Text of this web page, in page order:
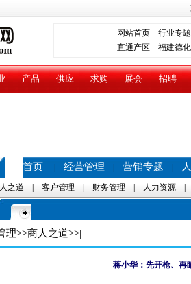
网站首页
行业专题
直通产区 福建德化
产品 供应 求购 展会 招聘
首页 经营管理 营销专题
之道 客户管理 财务管理 人力资源
理>>商人之道>>|
蒋小华：先开枪、再